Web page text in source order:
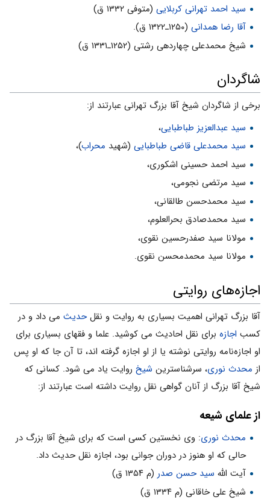
سید احمد تهرانی کربلایی(متوفی ۱۳۳۲ ق)
آقا رضا همدانی(۱۲۵۰ـ۱۳۲۲ ق).
شیخ محمدعلی چهاردهی رشتی (۱۲۵۲ـ۱۳۳۱ ق)
شاگردان
برخی از شاگردان شیخ آقا بزرگ تهرانی عبارتند از:
سید عبدالعزیز طباطبایی،
سید محمدعلی قاضی طباطبایی(شهید محراب)،
سید احمد حسینی اشکوری،
سید مرتضی نجومی،
سید محمدحسن طالقانی،
سید محمدصادق بحرالعلوم،
مولانا سید صفدرحسین نقوی،
مولانا سید محمدمحسن نقوی.
اجازه‌های روایتی
آقا بزرگ تهرانی اهمیت بسیاری به روایت و نقلحدیث
می ‎داد و در
کسب اجازه برای نقل احادیث می کوشید. علما و فقهای بسیاری برای
او اجازه‌نامه روایتی نوشته یا از او اجازه گرفته اند، تا آن جا که او پس
از محدث نوری، سرشناس‎ترین شیخ روایت یاد می شود. کسانی که
شیخ آقا بزرگ از آنان گواهی نقل روایت داشته است عبارتند از:
از علمای شیعه
محدث نوری: وی نخستین کسی است که برای شیخ آقا بزرگ در
حالی که او هنوز در دوران جوانی بود، اجازه نقل حدیث داد.
آیت الله سید حسن صدر(م ۱۳۵۴ ق)
شیخ علی خاقانی (م ۱۳۳۴ ق)